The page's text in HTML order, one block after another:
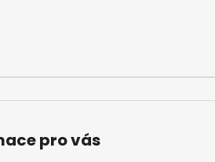
pro vás